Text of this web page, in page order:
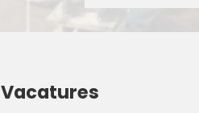
Vacatures